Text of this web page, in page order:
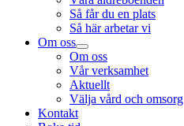
Så får du en plats
Så här arbetar vi
Om oss
Om oss
Vår verksamhet
Aktuellt
Välja vård och omsorg
Kontakt